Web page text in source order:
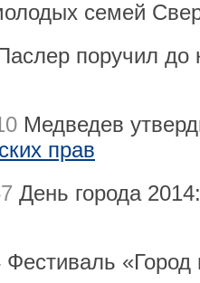
семей
поручил до
Медведев
прав
День города
Фестиваль «Город